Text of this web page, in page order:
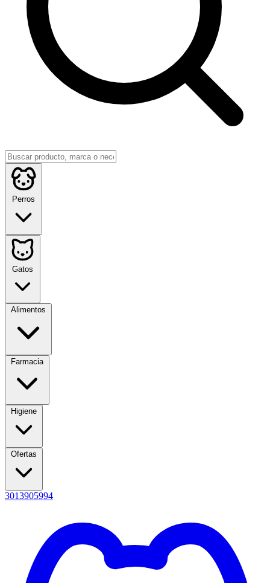
Perros
Gatos
Alimentos
Farmacia
Higiene
Ofertas
3013905994